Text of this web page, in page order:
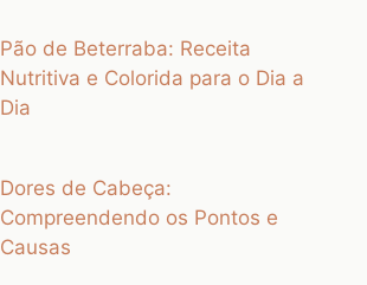
Pão de Beterraba: Receita
Nutritiva e Colorida para o Dia a
Dia
Dores de Cabeça:
Compreendendo os Pontos e
Causas